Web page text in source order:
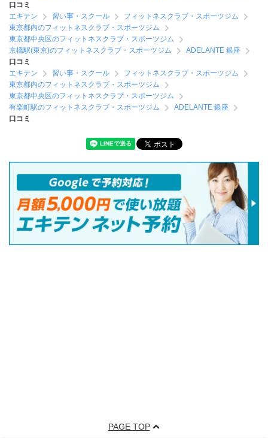
口コミ
エキテン
習い事・スクール
フィットネスクラブ・スポーツジム
東京都内のフィットネスクラブ・スポーツジム
東京都中央区のフィットネスクラブ・スポーツジム
京橋駅(東京)のフィットネスクラブ・スポーツジム
ADELANTE 銀座
口コミ
エキテン
習い事・スクール
フィットネスクラブ・スポーツジム
東京都内のフィットネスクラブ・スポーツジム
東京都中央区のフィットネスクラブ・スポーツジム
有楽町駅のフィットネスクラブ・スポーツジム
ADELANTE 銀座
口コミ
PAGE TOP